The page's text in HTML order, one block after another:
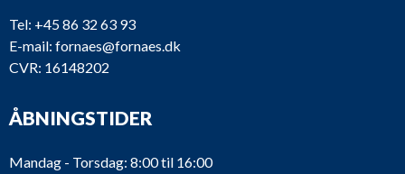
Tel: +45 86 32 63 93
E-mail: fornaes@fornaes.dk
CVR: 16148202
ÅBNINGSTIDER
Mandag - Torsdag: 8:00 til 16:00